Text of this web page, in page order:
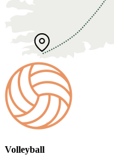
Volleyball